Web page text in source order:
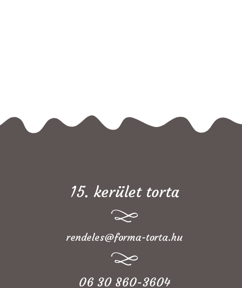
15. kerület torta
rendeles@forma-torta.hu
06 30 860-3604